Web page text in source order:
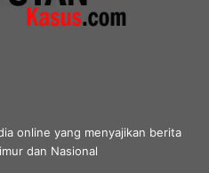
online yang menyajikan berita
dan Nasional